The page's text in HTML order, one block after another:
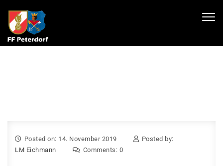
Posted on: 14. November 2019
Posted by:
LM Eichmann
Comments: 0